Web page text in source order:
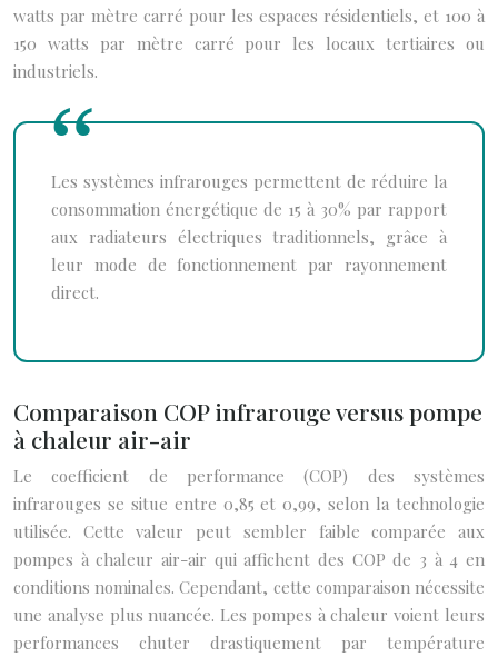
watts par mètre carré pour les espaces résidentiels, et 100 à
150 watts par mètre carré pour les locaux tertiaires ou
industriels.
Les systèmes infrarouges permettent de réduire la
consommation énergétique de 15 à 30% par rapport
aux radiateurs électriques traditionnels, grâce à
leur mode de fonctionnement par rayonnement
direct.
Comparaison COP infrarouge versus pompe
à chaleur air-air
Le coefficient de performance (COP) des systèmes
infrarouges se situe entre 0,85 et 0,99, selon la technologie
utilisée. Cette valeur peut sembler faible comparée aux
pompes à chaleur air-air qui affichent des COP de 3 à 4 en
conditions nominales. Cependant, cette comparaison nécessite
une analyse plus nuancée. Les pompes à chaleur voient leurs
performances chuter drastiquement par température